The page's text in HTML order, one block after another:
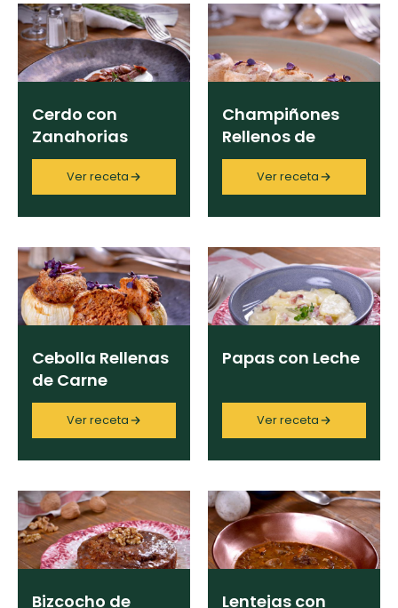
Cerdo con
Zanahorias
Asadas
Ver receta
Champiñones
Rellenos de
Jamón
Ver receta
Cebolla Rellenas
de Carne
Ver receta
Papas con Leche
Ver receta
Bizcocho de
Lentejas con